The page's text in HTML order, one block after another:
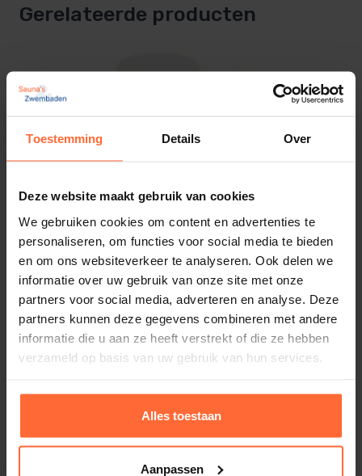
Toestemming Details Over
Deze website maakt gebruik van cookies
We gebruiken cookies om content en advertenties te
personaliseren, om functies voor social media te bieden
en om ons websiteverkeer te analyseren. Ook delen we
informatie over uw gebruik van onze site met onze
partners voor social media, adverteren en analyse. Deze
partners kunnen deze gegevens combineren met andere
informatie die u aan ze heeft verstrekt of die ze hebben
verzameld op basis van uw gebruik van hun services.
Alles toestaan
Aanpassen
De ideale manier om uw water op chloor, pH, alkaliteit
Werkt met teststrips, hierdoor is de meting snel en
Elk testset bevat 50 teststrips.
Wordt geleverd met duidelijke Nederlandstalige
handleiding.
Aqua Chek testset vandaag voor 16.00 uur bestel,
morgen in huis!
Gerelateerde producten